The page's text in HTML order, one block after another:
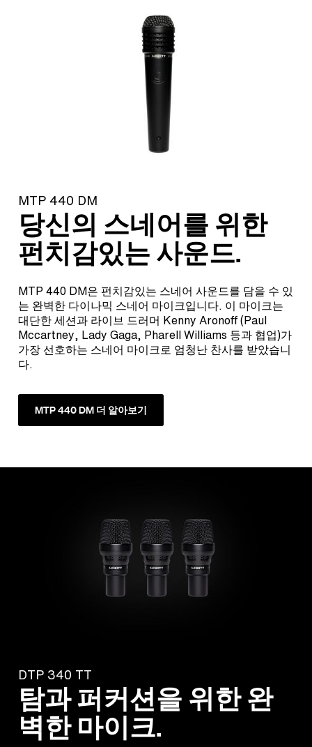
MTP 440 DM
당신의 스네어를 위한
펀치감있는 사운드.
MTP 440 DM은 펀치감있는 스네어 사운드를 담을 수 있
는 완벽한 다이나믹 스네어 마이크입니다. 이 마이크는
대단한 세션과 라이브 드러머 Kenny Aronoff (Paul
Mccartney, Lady Gaga, Pharell Williams 등과 협업)가
가장 선호하는 스네어 마이크로 엄청난 찬사를 받았습니
다.
MTP 440 DM 더 알아보기
DTP 340 TT
탐과 퍼커션을 위한 완
벽한 마이크.